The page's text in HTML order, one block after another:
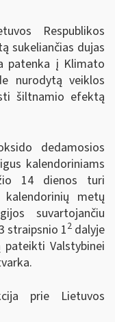
Respublikos
sukeliančias dujas
patenka į Klimato
nurodytą veiklos
šiltnamio efektą
dedamosios
kalendoriniams
14 dienos turi
metų
suvartojančiu
straipsnio 12dalyje
Valstybinei
prie Lietuvos